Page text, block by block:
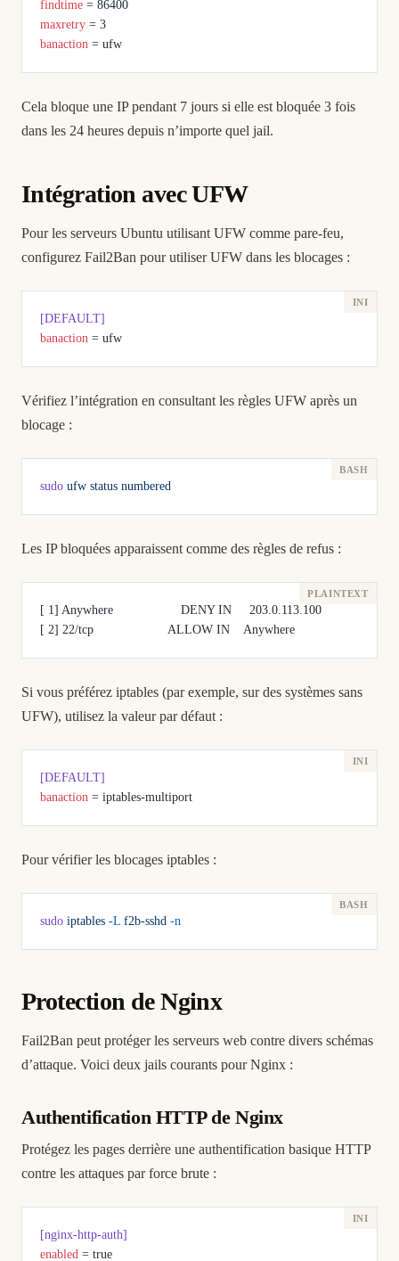
findtime = 86400
maxretry = 3
banaction = ufw
Cela bloque une IP pendant 7 jours si elle est bloquée 3 fois
dans les 24 heures depuis n’importe quel jail.
Intégration avec UFW
Pour les serveurs Ubuntu utilisant UFW comme pare-feu,
configurez Fail2Ban pour utiliser UFW dans les blocages :
[DEFAULT]
banaction = ufw
Vérifiez l’intégration en consultant les règles UFW après un
blocage :
sudo ufw status numbered
Les IP bloquées apparaissent comme des règles de refus :
[ 1] Anywhere                   DENY IN     203.0.113.100
[ 2] 22/tcp                     ALLOW IN    Anywhere
Si vous préférez iptables (par exemple, sur des systèmes sans
UFW), utilisez la valeur par défaut :
[DEFAULT]
banaction = iptables-multiport
Pour vérifier les blocages iptables :
sudo iptables -L f2b-sshd -n
Protection de Nginx
Fail2Ban peut protéger les serveurs web contre divers schémas
d’attaque. Voici deux jails courants pour Nginx :
Authentification HTTP de Nginx
Protégez les pages derrière une authentification basique HTTP
contre les attaques par force brute :
[nginx-http-auth]
enabled = true